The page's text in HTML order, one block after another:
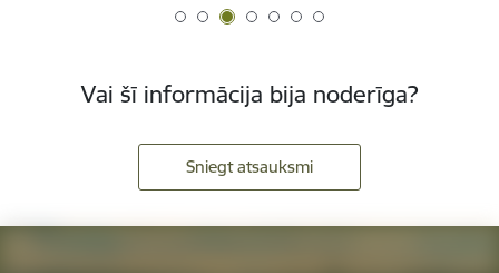
Vai šī informācija bija noderīga?
Sniegt atsauksmi